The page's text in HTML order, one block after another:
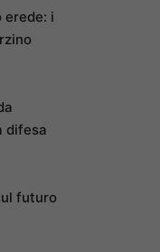
erede: i
difesa
futuro